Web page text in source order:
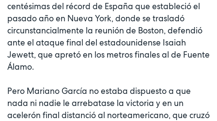
centésimas del récord de España que estableció el
pasado año en Nueva York, donde se trasladó
circunstancialmente la reunión de Boston, defendió
ante el ataque final del estadounidense Isaiah
Jewett, que apretó en los metros finales al de Fuente
Álamo.
Pero Mariano García no estaba dispuesto a que
nada ni nadie le arrebatase la victoria y en un
acelerón final distanció al norteamericano, que cruzó